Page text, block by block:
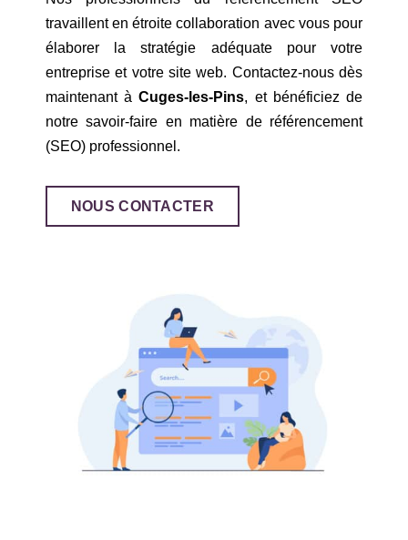
travaillent en étroite collaboration avec vous pour
élaborer la stratégie adéquate pour votre
entreprise et votre site web. Contactez-nous dès
maintenant àCuges-les-Pins, et bénéficiez de
notre savoir-faire en matière de référencement
(SEO) professionnel.
NOUS CONTACTER